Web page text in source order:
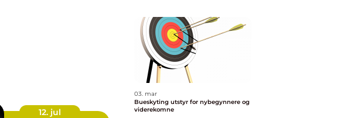
12. jul
03. mar
Bueskyting utstyr for nybegynnere og
viderekomne